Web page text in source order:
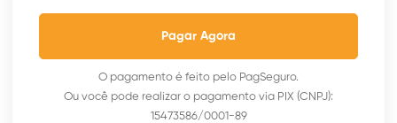
Pagar Agora
O pagamento é feito pelo PagSeguro.
Ou você pode realizar o pagamento via PIX (CNPJ):
15473586/0001-89